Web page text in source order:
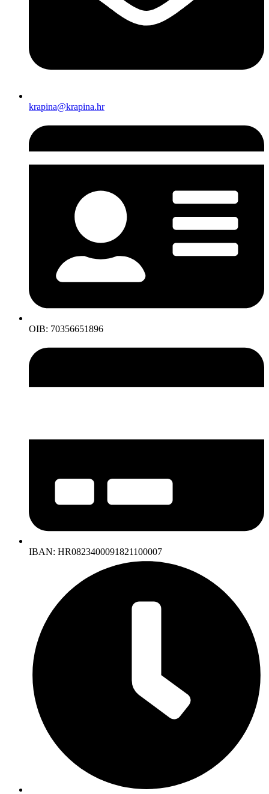
krapina@krapina.hr
OIB: 70356651896
IBAN: HR0823400091821100007